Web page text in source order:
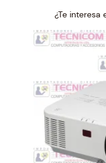
¿Te interesa